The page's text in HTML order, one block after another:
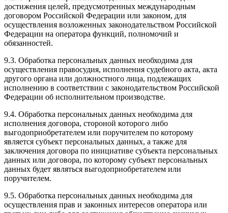
достижения целей, предусмотренных международным
договором Российской Федерации или законом, для
осуществления возложенных законодательством Российской
Федерации на оператора функций, полномочий и
обязанностей.
9.3. Обработка персональных данных необходима для
осуществления правосудия, исполнения судебного акта, акта
другого органа или должностного лица, подлежащих
исполнению в соответствии с законодательством Российской
Федерации об исполнительном производстве.
9.4. Обработка персональных данных необходима для
исполнения договора, стороной которого либо
выгодоприобретателем или поручителем по которому
является субъект персональных данных, а также для
заключения договора по инициативе субъекта персональных
данных или договора, по которому субъект персональных
данных будет являться выгодоприобретателем или
поручителем.
9.5. Обработка персональных данных необходима для
осуществления прав и законных интересов оператора или